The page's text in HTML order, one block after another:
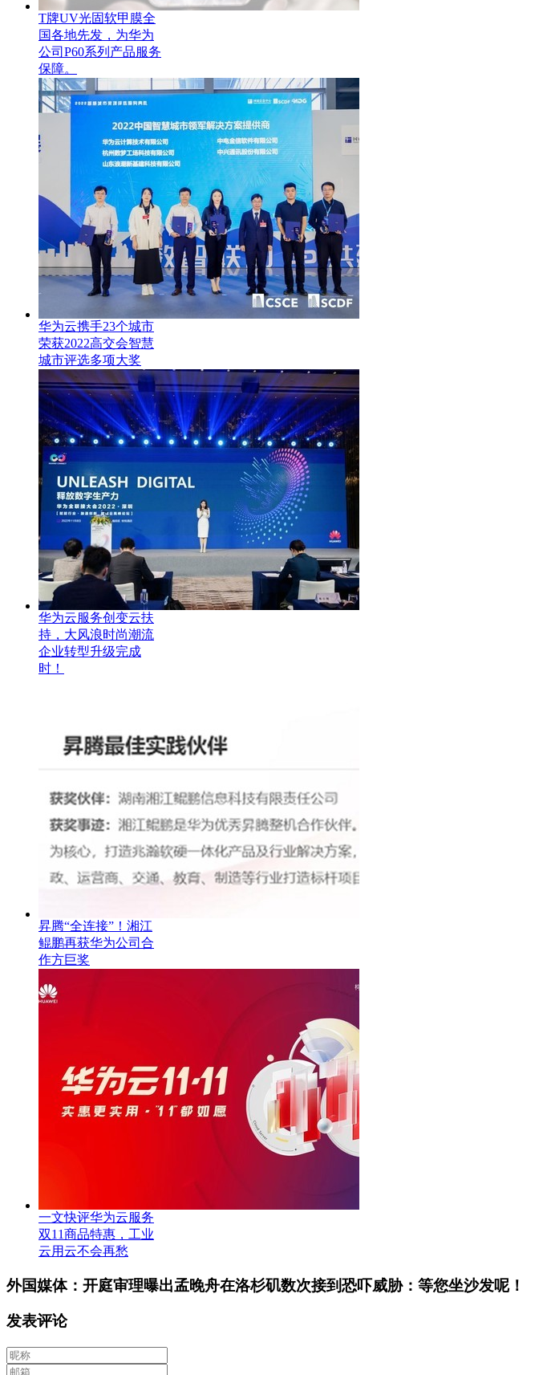
T牌UV光固软甲膜全
国各地先发，为华为
公司P60系列产品服务
保障。
华为云携手23个城市
荣获2022高交会智慧
城市评选多项大奖
华为云服务创变云扶
持，大风浪时尚潮流
企业转型升级完成
时！
昇腾“全连接”！湘江
鲲鹏再获华为公司合
作方巨奖
一文快评华为云服务
双11商品特惠，工业
云用云不会再愁
外国媒体：开庭审理曝出孟晚舟在洛杉矶数次接到恐吓威胁：等您坐沙发呢！
发表评论